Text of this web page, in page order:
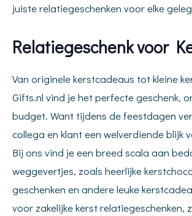
juiste relatiegeschenken voor elke
Relatiegeschenk voor
Van originele kerstcadeaus tot kleine
Gifts.nl vind je het perfecte geschenk,
budget. Want tijdens de feestdagen
collega en klant een welverdiende blijk
Bij ons vind je een breed scala aan
weggevertjes, zoals heerlijke
geschenken en andere leuke
voor zakelijke kerst relatiegeschenken,